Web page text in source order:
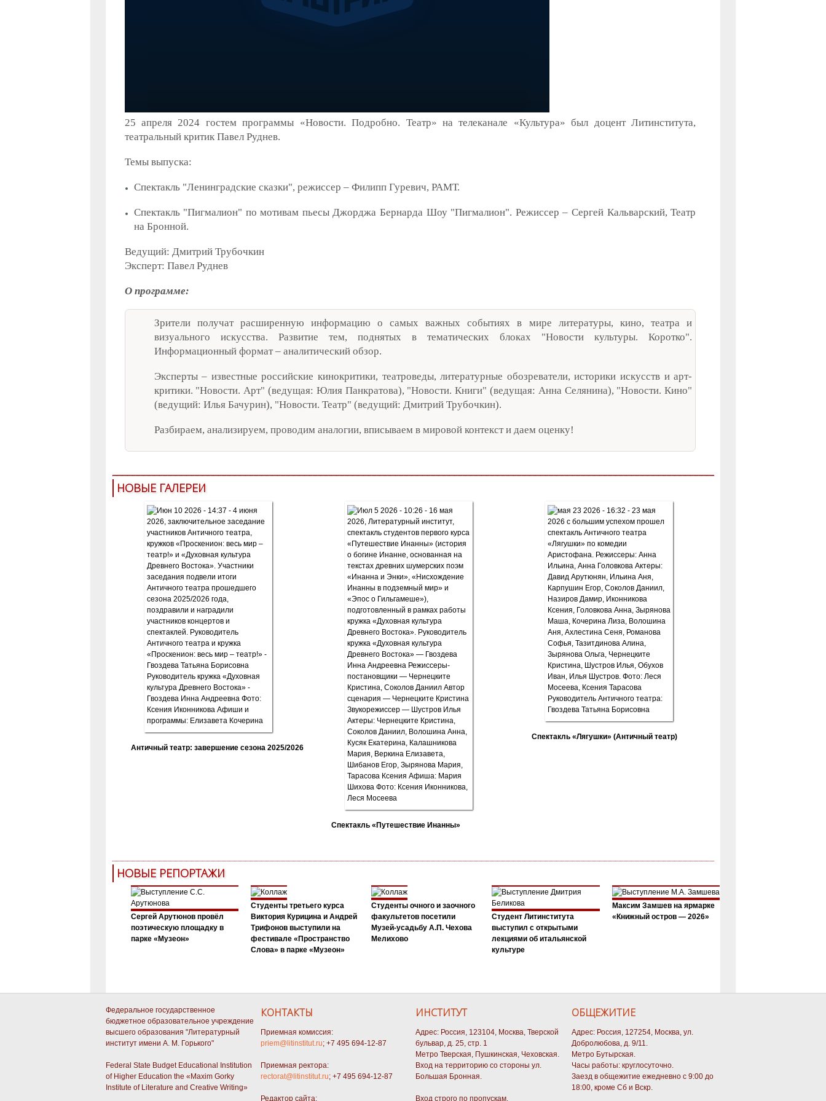
25 апреля 2024 гостем программы «Новости. Подробно. Театр» на телеканале «Культура» был доцент Литинститута,
театральный критик Павел Руднев.
Темы выпуска:
Спектакль "Ленинградские сказки", режиссер – Филипп Гуревич, РАМТ.
Спектакль "Пигмалион" по мотивам пьесы Джорджа Бернарда Шоу "Пигмалион". Режиссер – Сергей Кальварский, Театр
на Бронной.
Ведущий: Дмитрий Трубочкин
Эксперт: Павел Руднев
О программе:
Зрители получат расширенную информацию о самых важных событиях в мире литературы, кино, театра и
визуального искусства. Развитие тем, поднятых в тематических блоках "Новости культуры. Коротко".
Информационный формат – аналитический обзор.
Эксперты – известные российские кинокритики, театроведы, литературные обозреватели, историки искусств и арт-
критики. "Новости. Арт" (ведущая: Юлия Панкратова), "Новости. Книги" (ведущая: Анна Селянина), "Новости. Кино"
(ведущий: Илья Бачурин), "Новости. Театр" (ведущий: Дмитрий Трубочкин).
Разбираем, анализируем, проводим аналогии, вписываем в мировой контекст и даем оценку!
НОВЫЕ ГАЛЕРЕИ
Античный театр: завершение сезона 2025/2026
Спектакль «Путешествие Инанны»
Спектакль «Лягушки» (Античный театр)
НОВЫЕ РЕПОРТАЖИ
Сергей Арутюнов провёл
поэтическую площадку в
парке «Музеон»
Студенты третьего курса
Виктория Курицина и Андрей
Трифонов выступили на
фестивале «Пространство
Слова» в парке «Музеон»
Студенты очного и заочного
факультетов посетили
Музей-усадьбу А.П. Чехова
Мелихово
Студент Литинститута
выступил с открытыми
лекциями об итальянской
культуре
Максим Замшев на ярмарке
«Книжный остров — 2026»
Федеральное государственное
бюджетное образовательное учреждение
высшего образования "Литературный
институт имени А. М. Горького"
Federal State Budget Educational Institution
of Higher Education the «Maxim Gorky
Institute of Literature and Creative Writing»
КОНТАКТЫ
Приемная комиссия:
priem@litinstitut.ru; +7 495 694-12-87
Приемная ректора:
rectorat@litinstitut.ru; +7 495 694-12-87
Редактор сайта:
ИНСТИТУТ
Адрес: Россия, 123104, Москва, Тверской
бульвар, д. 25, стр. 1
Метро Тверская, Пушкинская, Чеховская.
Вход на территорию со стороны ул.
Большая Бронная.
Вход строго по пропускам.
ОБЩЕЖИТИЕ
Адрес: Россия, 127254, Москва, ул.
Добролюбова, д. 9/11.
Метро Бутырская.
Часы работы: круглосуточно.
Заезд в общежитие ежедневно с 9:00 до
18:00, кроме Сб и Вскр.